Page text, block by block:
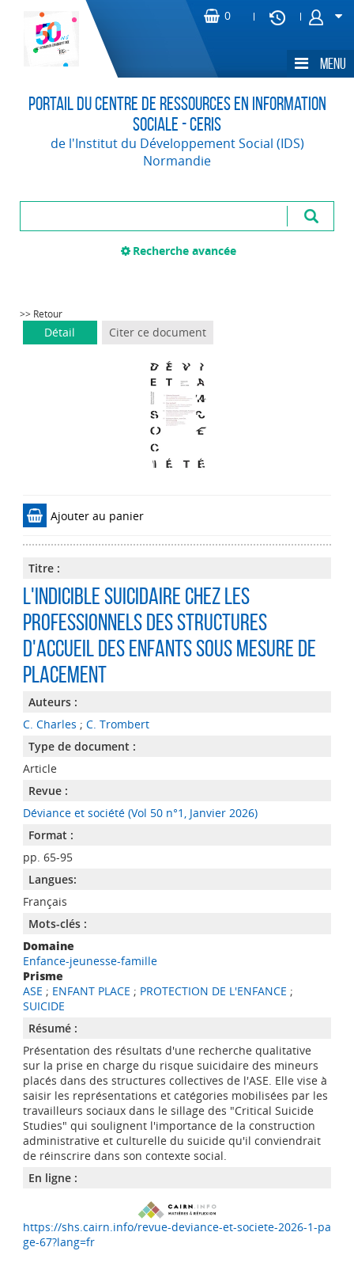
Portail du Centre de Ressources en Information
Sociale - CERIS
de l'Institut du Développement Social (IDS)
Normandie
Recherche avancée
>> Retour
Détail Citer ce document
Ajouter au panier
Titre :
L'indicible suicidaire chez les
professionnels des structures
d'accueil des enfants sous mesure de
placement
Auteurs :
C. Charles ; C. Trombert
Type de document :
Article
Revue :
Déviance et société (Vol 50 n°1, Janvier 2026)
Format :
pp. 65-95
Langues:
Français
Mots-clés :
Domaine
Enfance-jeunesse-famille
Prisme
ASE ; ENFANT PLACE ; PROTECTION DE L'ENFANCE ;
SUICIDE
Résumé :
Présentation des résultats d'une recherche qualitative
sur la prise en charge du risque suicidaire des mineurs
placés dans des structures collectives de l'ASE. Elle vise à
saisir les représentations et catégories mobilisées par les
travailleurs sociaux dans le sillage des "Critical Suicide
Studies" qui soulignent l'importance de la construction
administrative et culturelle du suicide qu'il conviendrait
de réinscrire dans son contexte social.
En ligne :
https://shs.cairn.info/revue-deviance-et-societe-2026-1-pa
ge-67?lang=fr